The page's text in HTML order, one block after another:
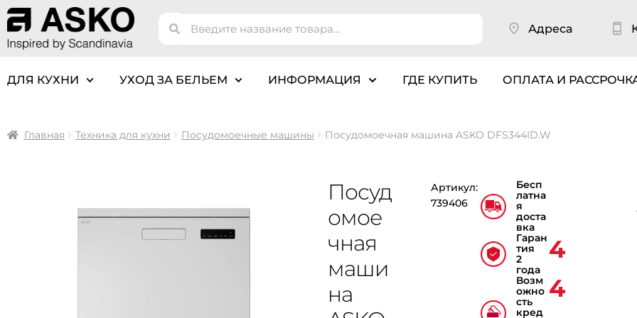
Адреса
ДЛЯ КУХНИ УХОД ЗА БЕЛЬЕМ ИНФОРМАЦИЯ ГДЕ КУПИТЬ ОПЛАТА И
Главная Техника для кухни Посудомоечные машины Посудомоечная машина ASKO DFS344ID.W
Посуд
омое
чная
маши
на
Артикул:
739406
Бесп
латна
я
доста
вка
Гаран
тия
2
года
Возм
ожно
сть
кред
4
4